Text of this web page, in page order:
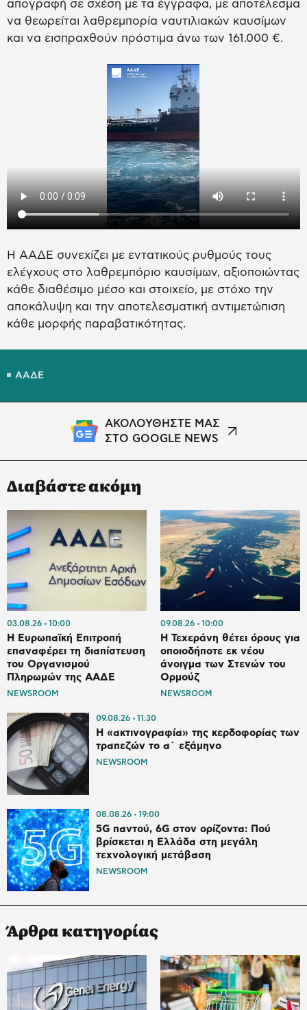
απογραφή σε σχέση με τα έγγραφα, με αποτέλεσμα
να θεωρείται λαθρεμπορία ναυτιλιακών καυσίμων
και να εισπραχθούν πρόστιμα άνω των 161.000 €.
Η ΑΑΔΕ συνεχίζει με εντατικούς ρυθμούς τους
ελέγχους στο λαθρεμπόριο καυσίμων, αξιοποιώντας
κάθε διαθέσιμο μέσο και στοιχείο, με στόχο την
αποκάλυψη και την αποτελεσματική αντιμετώπιση
κάθε μορφής παραβατικότητας.
ΑΑΔΕ
ΑΚΟΛΟΥΘΗΣΤΕ ΜΑΣ
ΣΤΟ GOOGLE NEWS
Διαβάστε ακόμη
03.08.26 10:00
H Ευρωπαϊκή Επιτροπή
επαναφέρει τη διαπίστευση
του Οργανισμού
Πληρωμών της ΑΑΔΕ
NEWSROOM
09.08.26 10:00
Η Τεχεράνη θέτει όρους για
οποιοδήποτε εκ νέου
άνοιγμα των Στενών του
Ορμούζ
NEWSROOM
09.08.26 11:30
Η «ακτινογραφία» της κερδοφορίας των
τραπεζών το α΄ εξάμηνο
NEWSROOM
08.08.26 19:00
5G παντού, 6G στον ορίζοντα: Πού
βρίσκεται η Ελλάδα στη μεγάλη
τεχνολογική μετάβαση
NEWSROOM
Άρθρα κατηγορίας